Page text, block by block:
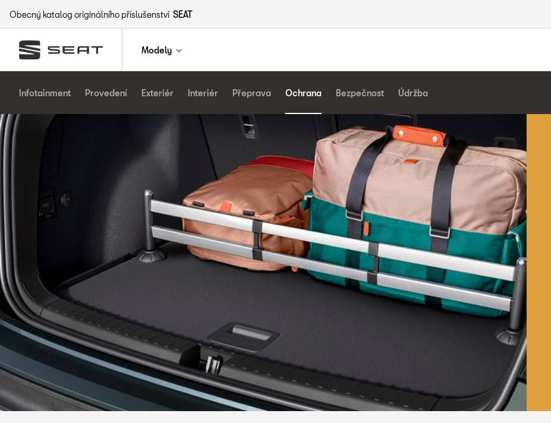
Obecný katalog originálního příslušenství SEAT
Modely
Infotainment Provedení Exteriér Interiér Přeprava Ochrana Bezpečnost Údržba